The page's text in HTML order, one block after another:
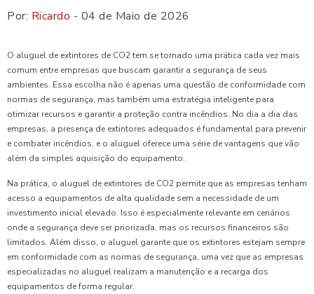
Por: Ricardo - 04 de Maio de 2026
O aluguel de extintores de CO2 tem se tornado uma prática cada vez mais
comum entre empresas que buscam garantir a segurança de seus
ambientes. Essa escolha não é apenas uma questão de conformidade com
normas de segurança, mas também uma estratégia inteligente para
otimizar recursos e garantir a proteção contra incêndios. No dia a dia das
empresas, a presença de extintores adequados é fundamental para prevenir
e combater incêndios, e o aluguel oferece uma série de vantagens que vão
além da simples aquisição do equipamento.
Na prática, o aluguel de extintores de CO2 permite que as empresas tenham
acesso a equipamentos de alta qualidade sem a necessidade de um
investimento inicial elevado. Isso é especialmente relevante em cenários
onde a segurança deve ser priorizada, mas os recursos financeiros são
limitados. Além disso, o aluguel garante que os extintores estejam sempre
em conformidade com as normas de segurança, uma vez que as empresas
especializadas no aluguel realizam a manutenção e a recarga dos
equipamentos de forma regular.